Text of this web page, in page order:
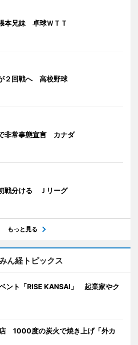
本兄妹 卓球ＷＴＴ
２回戦へ 高校野球
非常事態宣言 カナダ
戦分ける Ｊリーグ
もっと見る
ん経トピックス
ント「RISE KANSAI」 起業家やク
1000度の炭火で焼き上げ「外カ